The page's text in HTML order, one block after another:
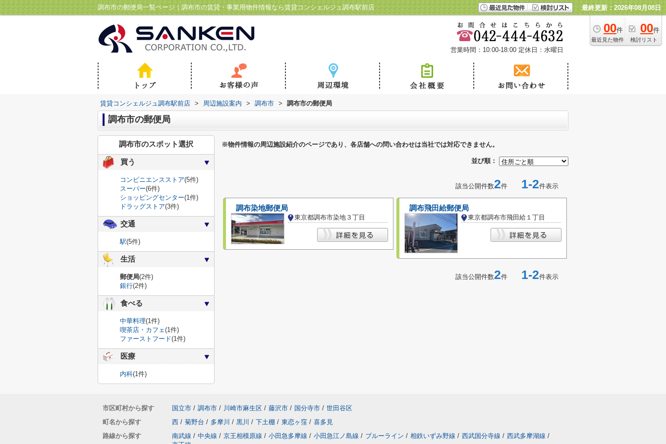
調布市の郵便局一覧ページ｜調布市の賃貸・事業用物件情報なら賃貸コンシェルジュ調布駅前店 最終更新：2026年08月08日
00件
最近見た物件
00件
検討リスト
営業時間：10:00-18:00 定休日：水曜日
賃貸コンシェルジュ調布駅前店 > 周辺施設案内 > 調布市 > 調布市の郵便局
調布市の郵便局
※物件情報の周辺施設紹介のページであり、各店舗への問い合わせは当社では対応できません。
並び順：
該当公開件数2件 1-2件表示
調布染地郵便局
東京都調布市染地３丁目
調布飛田給郵便局
東京都調布市飛田給１丁目
該当公開件数2件 1-2件表示
調布市のスポット選択
買う
コンビニエンスストア(5件)
スーパー(6件)
ショッピングセンター(1件)
ドラッグストア(3件)
交通
駅(5件)
生活
郵便局(2件)
銀行(2件)
食べる
中華料理(1件)
喫茶店・カフェ(1件)
ファーストフード(1件)
医療
内科(1件)
市区町村から探す 国立市 / 調布市 / 川崎市麻生区 / 藤沢市 / 国分寺市 / 世田谷区
町名から探す
西 / 菊野台 / 多摩川 / 黒川 / 下土棚 / 東恋ヶ窪 / 喜多見
路線から探す
南武線 / 中央線 / 京王相模原線 / 小田急多摩線 / 小田急江ノ島線 / ブルーライン / 相鉄いずみ野線 / 西武国分寺線 / 西武多摩湖線 /